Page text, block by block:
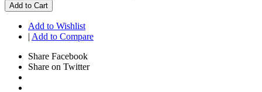
Add to Cart
Add to Wishlist
| Add to Compare
Share Facebook
Share on Twitter